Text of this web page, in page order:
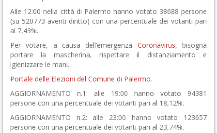
Alle 12:00 nella città di Palermo hanno votato 38688 persone
(su 520773 aventi diritto) con una percentuale dei votanti pari
al 7,43%.
Per votare, a causa dell’emergenza Coronavirus, bisogna
portare la mascherina, rispettare il distanziamento e
igienizzare le mani.
Portale delle Elezioni del Comune di Palermo.
AGGIORNAMENTO n.1: alle 19:00 hanno votato 94381
persone con una percentuale dei votanti pari al 18,12%.
AGGIORNAMENTO n.2: alle 23:00 hanno votato 123657
persone con una percentuale dei votanti pari al 23,74%.